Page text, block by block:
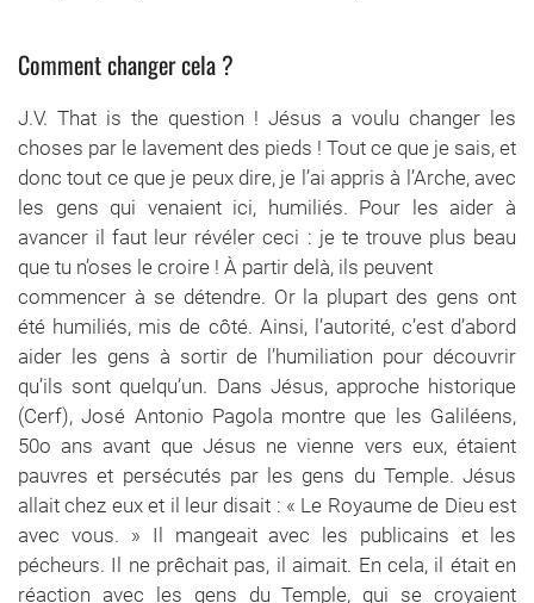
Comment changer cela ?
J.V. That is the question ! Jésus a voulu changer les
choses par le lavement des pieds ! Tout ce que je sais, et
donc tout ce que je peux dire, je l’ai appris à l’Arche, avec
les gens qui venaient ici, humiliés. Pour les aider à
avancer il faut leur révéler ceci : je te trouve plus beau
que tu n’oses le croire ! À partir delà, ils peuvent
commencer à se détendre. Or la plupart des gens ont
été humiliés, mis de côté. Ainsi, l’autorité, c’est d’abord
aider les gens à sortir de l’humiliation pour découvrir
qu’ils sont quelqu’un. Dans Jésus, approche historique
(Cerf), José Antonio Pagola montre que les Galiléens,
50o ans avant que Jésus ne vienne vers eux, étaient
pauvres et persécutés par les gens du Temple. Jésus
allait chez eux et il leur disait : « Le Royaume de Dieu est
avec vous. » Il mangeait avec les publicains et les
pécheurs. Il ne prêchait pas, il aimait. En cela, il était en
réaction avec les gens du Temple, qui se croyaient